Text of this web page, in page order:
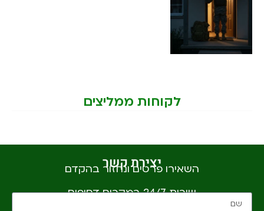
לקוחות ממליצים
יצירת קשר
השאירו פרטים ונחזור בהקדם
שירות 24/7 במקרים דחופים